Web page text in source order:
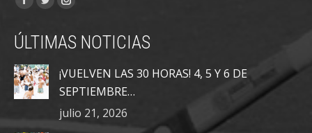
Facebook
opens
in
new
window
Twitter
opens
in
new
window
Instagram
opens
new
window
ÚLTIMAS NOTICIAS
¡VUELVEN LAS 30 HORAS! 4, 5 Y 6 DE
SEPTIEMBRE…
julio 21, 2026